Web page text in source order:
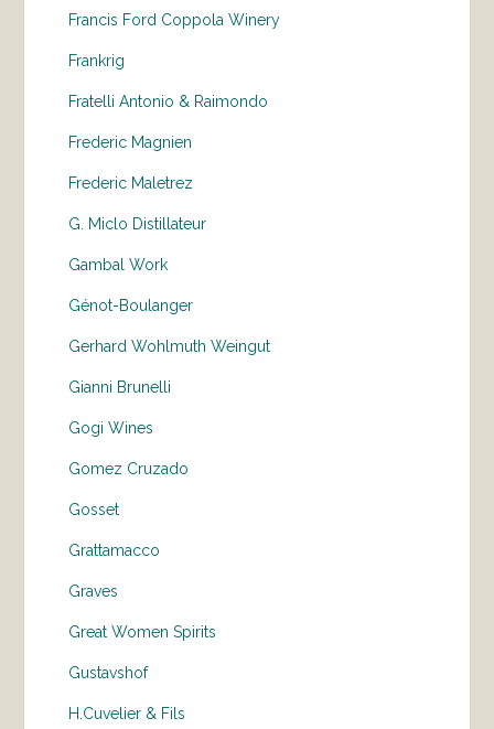
Francis Ford Coppola Winery
Frankrig
Fratelli Antonio & Raimondo
Frederic Magnien
Frederic Maletrez
G. Miclo Distillateur
Gambal Work
Génot-Boulanger
Gerhard Wohlmuth Weingut
Gianni Brunelli
Gogi Wines
Gomez Cruzado
Gosset
Grattamacco
Graves
Great Women Spirits
Gustavshof
H.Cuvelier & Fils